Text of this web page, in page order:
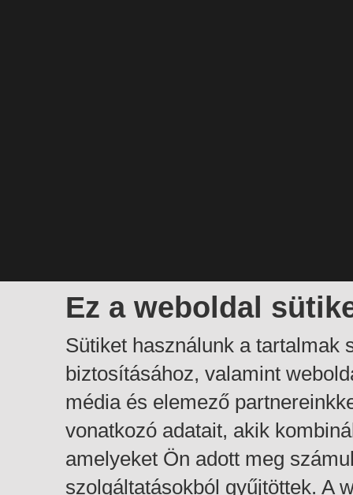
Ez a weboldal
Sütiket használunk a tartalmak
biztosításához, valamint
média és elemező
vonatkozó adatait, akik
amelyeket Ön adott meg
szolgáltatásokból gyűjtöttek. A